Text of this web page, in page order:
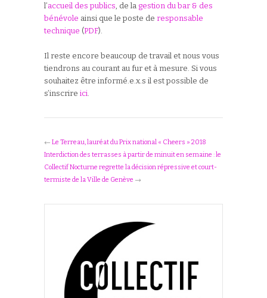
l’accueil des publics , de la gestion du bar & des
bénévole ainsi que le poste de responsable
technique (PDF).
Il reste encore beaucoup de travail et nous vous
tiendrons au courant au fur et à mesure. Si vous
souhaitez être informé.e.x.s il est possible de
s’inscrire ici
← Le Terreau, lauréat du Prix national « Cheers » 2018
Interdiction des terrasses à partir de minuit en semaine : le
Collectif Nocturne regrette la décision répressive et court-
termiste de la Ville de Genève →